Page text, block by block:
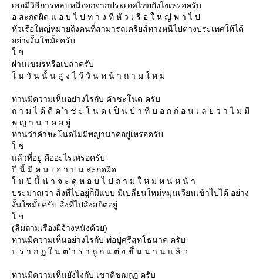
เธอมีวิธีการหลบหนีออกจากประเทศไทยยังไงเหรอครับ
อ สะกดผิด แ อ บ ไ ป ท า ง ที่ หั ว เ รื อ ใ ห ญ่ พ า ไ ป
หัวเรือใหญ่หมายถึงคนที่สามารถเครียส์ทางหนีไปต่างประเทศให้ได้
อย่างงั้นใช่มั้ยครับ
ช่
ผ่านเขมรหรือเปล่าครับ
น วั น นั้ น สู ง ไ ว้ วั น ห น้ า ถ า ม ใ ห ม่
ท่านมีความเห็นอย่างไรกับ คำชะโนด ครับ
ถ า ม ไ ด้ ดี ค ำ ช ะ โ น ด เ ป็ น ป่ า ที่ บ อ ก ก่ อ น เ ล ย ว่ า ไ ม่ มี
พ ญ า น า ค อ ยู่
ท่านว่าคำชะโนดไม่มีพญานาคอยู่เหรอครับ
ช่
ล้วที่อยู่ คืออะไรเหรอครับ
ปี นี้ มี ค น เ อ า ป น สะกดผิด
น ปี นี้ น่ า จ ะ ดู ห อ บ ไ ป ถ า ม ใ ห ม่ ห น ห น้ า
ประมาณว่า สิ่งที่ไปอยู่ก็มีแบบ มีเปลี่ยนใหม่หมุนเวียนเข้าไปได้ อย่าง
งั้นใช่มั้ยครับ สิ่งที่ไปสิงสถิตอยู่
ช่
(ลืมถามเรื่องผีจ้างหนังด้วย)
ท่านมีความเห็นอย่างไรกับ พ่อปู่ศรีสุทโธนาค ครับ
ป ร า ก ฏ ใ น ต ำ ร า ถู ก แ ต่ ง ขึ้ น น า น แ ล้ ว
ท่านมีความเห็นยังไงกับ เขาคิชฌกูฏ ครับ